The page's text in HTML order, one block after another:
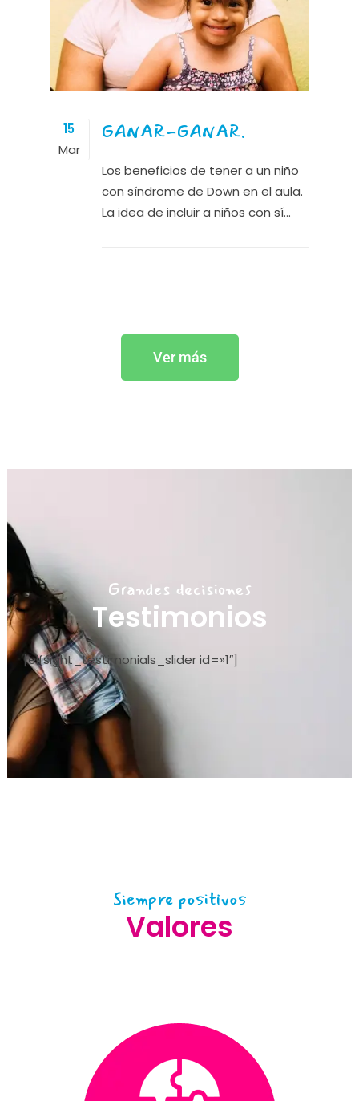
15
Mar
GANAR-GANAR.
Los beneficios de tener a un niño
con síndrome de Down en el aula.
La idea de incluir a niños con sí...
Ver más
Grandes decisiones
Testimonios
[elfsight_testimonials_slider id=»1″]
Siempre positivos
Valores